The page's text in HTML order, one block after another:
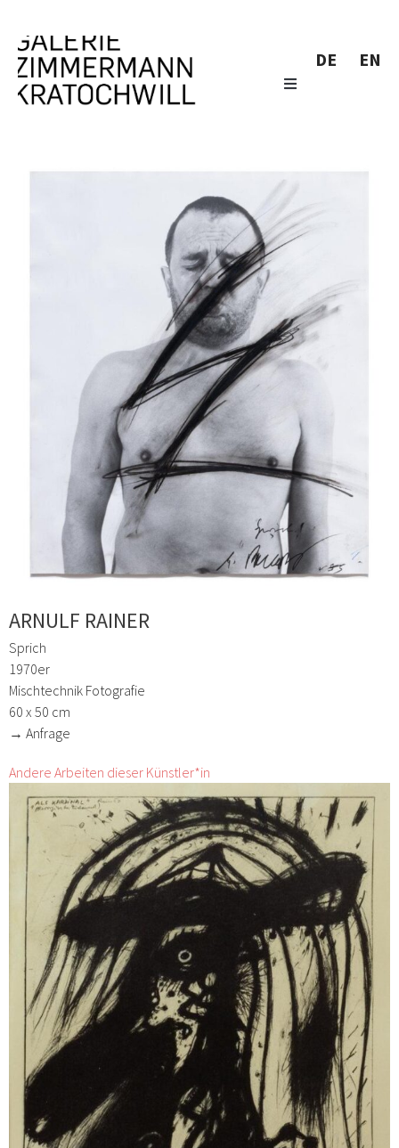
DE EN
ARNULF RAINER
Sprich
1970er
Mischtechnik Fotografie
60 x 50 cm
→ Anfrage
Andere Arbeiten dieser Künstler*in